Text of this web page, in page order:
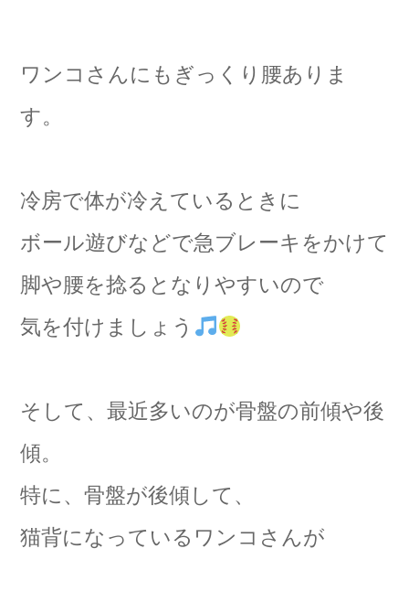
ワンコさんにもぎっくり腰ありま
す。
冷房で体が冷えているときに
ボール遊びなどで急ブレーキをかけて
脚や腰を捻るとなりやすいので
気を付けましょう
そして、最近多いのが骨盤の前傾や後
傾。
特に、骨盤が後傾して、
猫背になっているワンコさんが